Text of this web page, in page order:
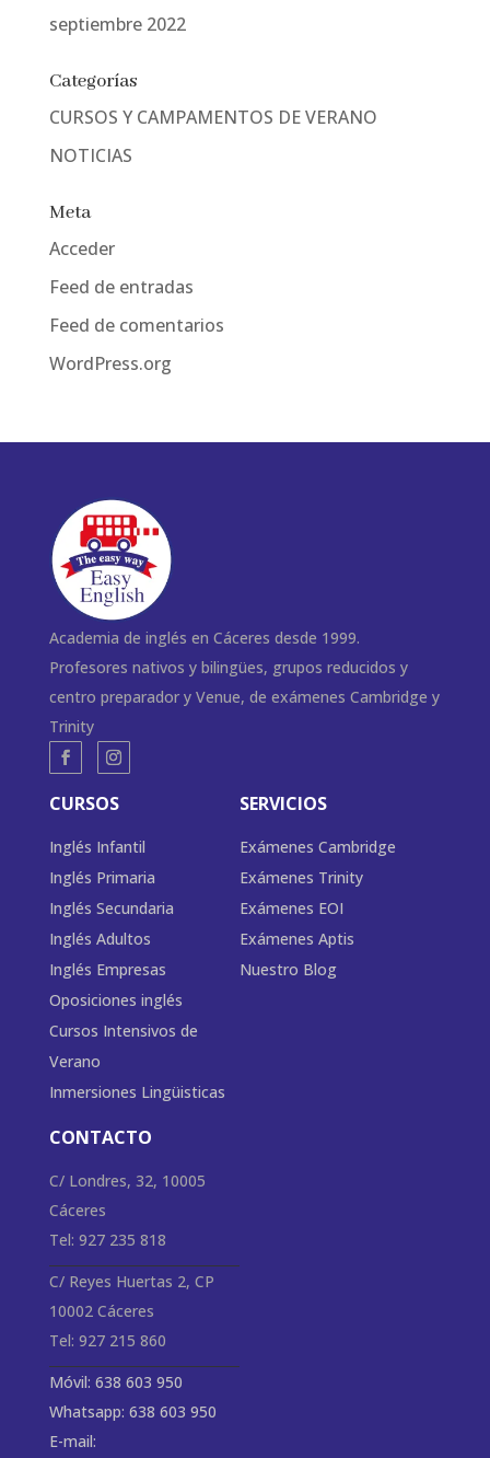
septiembre 2022
Categorías
CURSOS Y CAMPAMENTOS DE VERANO
NOTICIAS
Meta
Acceder
Feed de entradas
Feed de comentarios
WordPress.org
Academia de inglés en Cáceres desde 1999.
Profesores nativos y bilingües, grupos reducidos y
centro preparador y Venue, de exámenes Cambridge y
Trinity
CURSOS
Inglés Infantil
Inglés Primaria
Inglés Secundaria
Inglés Adultos
Inglés Empresas
Oposiciones inglés
Cursos Intensivos de
Verano
Inmersiones Lingüisticas
SERVICIOS
Exámenes Cambridge
Exámenes Trinity
Exámenes EOI
Exámenes Aptis
Nuestro Blog
CONTACTO
C/ Londres, 32, 10005
Cáceres
Tel: 927 235 818
C/ Reyes Huertas 2, CP
10002 Cáceres
Tel: 927 215 860
Móvil: 638 603 950
Whatsapp: 638 603 950
E-mail: